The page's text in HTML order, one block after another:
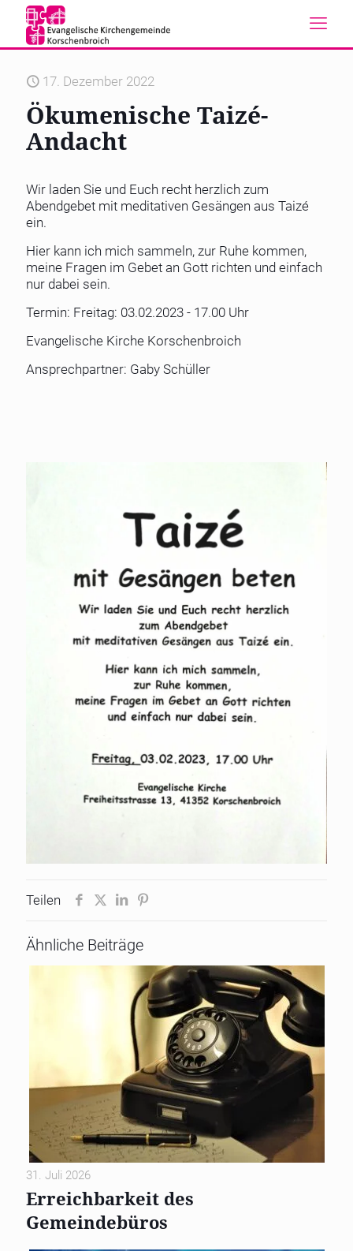
17. Dezember 2022
Ökumenische Taizé-
Andacht
Wir laden Sie und Euch recht herzlich zum
Abendgebet mit meditativen Gesängen aus Taizé
ein.
Hier kann ich mich sammeln, zur Ruhe kommen,
meine Fragen im Gebet an Gott richten und einfach
nur dabei sein.
Termin: Freitag: 03.02.2023 - 17.00 Uhr
Evangelische Kirche Korschenbroich
Ansprechpartner: Gaby Schüller
Teilen
Ähnliche Beiträge
31. Juli 2026
Erreichbarkeit des
Gemeindebüros